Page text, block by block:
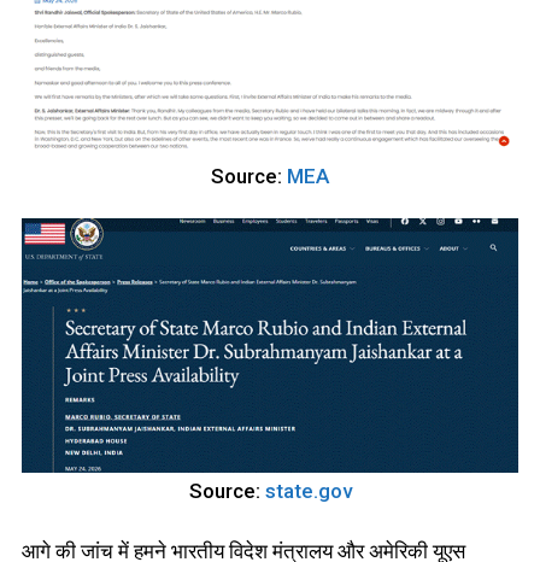
Source: MEA
Source: state.gov
आगे की जांच में हमने भारतीय विदेश मंत्रालय और अमेरिकी यूएस